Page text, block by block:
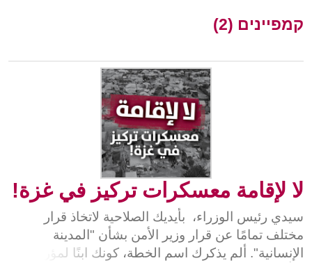
קמפיינים (2)
لا لإقامة معسكرات تركيز في غزة!
سيدي رئيس الوزراء، بأيديك الصلاحية لاتخاذ قرار
مختلف تمامًا عن قرار وزير الأمن بشأن "المدينة
الإنسانية". ألم يذكرك اسم الخطة، كونك ابنًا لمؤرخ،